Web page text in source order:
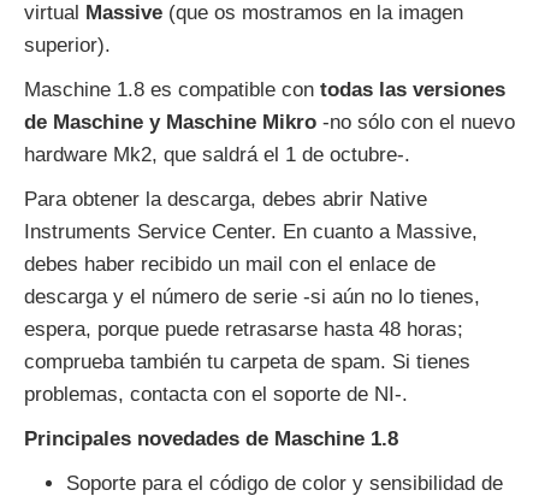
virtual Massive (que os mostramos en la imagen
superior).
Maschine 1.8 es compatible con todas las versiones
de Maschine y Maschine Mikro -no sólo con el nuevo
hardware Mk2, que saldrá el 1 de octubre-.
Para obtener la descarga, debes abrir Native
Instruments Service Center. En cuanto a Massive,
debes haber recibido un mail con el enlace de
descarga y el número de serie -si aún no lo tienes,
espera, porque puede retrasarse hasta 48 horas;
comprueba también tu carpeta de spam. Si tienes
problemas, contacta con el soporte de NI-.
Principales novedades de Maschine 1.8
Soporte para el código de color y sensibilidad de